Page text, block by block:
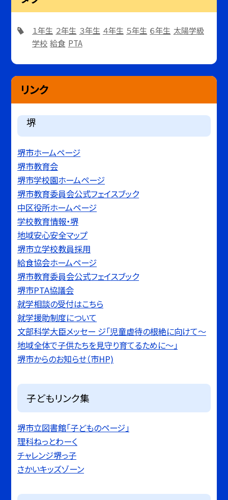
１年生 ２年生 ３年生 ４年生 ５年生 ６年生 太陽学級
学校 給食 PTA
リンク
堺
堺市ホームページ
堺市教育会
堺市学校園ホームページ
堺市教育委員会公式フェイスブック
中区役所ホームページ
学校教育情報・堺
地域安心安全マップ
堺市立学校教員採用
給食協会ホームページ
堺市教育委員会公式フェイスブック
堺市PTA協議会
就学相談の受付はこちら
就学援助制度について
文部科学大臣メッセー ジ「児童虐待の根絶に向けて〜
地域全体で子供たちを見守り育てるために〜」
堺市からのお知らせ（市HP)
子どもリンク集
堺市立図書館「子どものページ」
理科ねっとわーく
チャレンジ堺っ子
さかいキッズゾーン